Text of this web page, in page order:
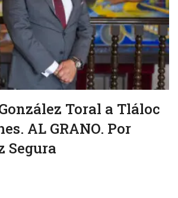
Toral a Tláloc
AL GRANO. Por
Segura